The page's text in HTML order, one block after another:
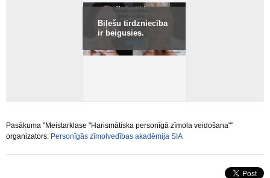
Biļešu tirdzniecība
ir beigusies.
Pasākuma "Meistarklase "Harismātiska personīgā zīmola veidošana""
organizators: Personīgās zīmolvedības akadēmija SIA